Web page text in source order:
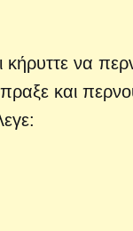
να
και